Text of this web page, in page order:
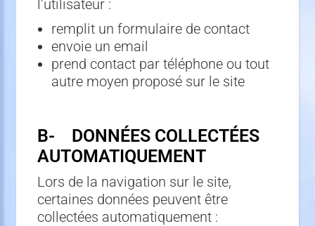
l’utilisateur :
remplit un formulaire de contact
envoie un email
prend contact par téléphone ou tout
autre moyen proposé sur le site
B- DONNÉES COLLECTÉES
AUTOMATIQUEMENT
Lors de la navigation sur le site,
certaines données peuvent être
collectées automatiquement :